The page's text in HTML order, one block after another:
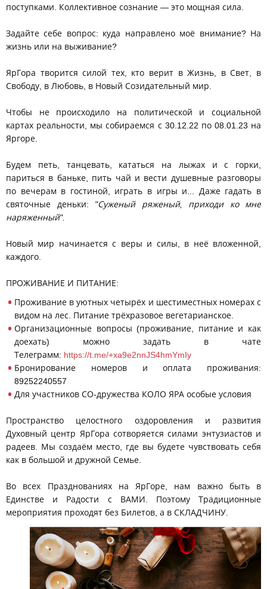
поступками. Коллективное сознание — это мощная сила.
Задайте себе вопрос: куда направлено моё внимание? На
жизнь или на выживание?
ЯрГора творится силой тех, кто верит в Жизнь, в Свет, в
Свободу, в Любовь, в Новый Созидательный мир.
Чтобы не происходило на политической и социальной
картах реальности, мы собираемся с 30.12.22 по 08.01.23 на
Яргоре.
Будем петь, танцевать, кататься на лыжах и с горки,
париться в баньке, пить чай и вести душевные разговоры
по вечерам в гостиной, играть в игры и... Даже гадать в
святочные деньки: "Суженый ряженый, приходи ко мне
наряженный".
Новый мир начинается с веры и силы, в неё вложенной,
каждого.
ПРОЖИВАНИЕ И ПИТАНИЕ:
Проживание в уютных четырёх и шестиместных номерах с
видом на лес. Питание трёхразовое вегетарианское.
Организационные вопросы (проживание, питание и как
доехать) можно задать в чате
Телеграмм: https://t.me/+xa9e2nnJS4hmYmIy
Бронирование номеров и оплата проживания:
89252240557
Для участников СО-дружества КОЛО ЯРА особые условия
Пространство целостного оздоровления и развития
Духовный центр ЯрГора сотворяется силами энтузиастов и
радеев. Мы создаём место, где вы будете чувствовать себя
как в большой и дружной Семье.
Во всех Празднованиях на ЯрГоре, нам важно быть в
Единстве и Радости с ВАМИ. Поэтому Традиционные
мероприятия проходят без Билетов, а в СКЛАДЧИНУ.